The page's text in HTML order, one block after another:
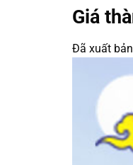
Giá
Đã xuất bản